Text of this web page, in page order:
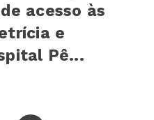
acesso às
e
Pê...